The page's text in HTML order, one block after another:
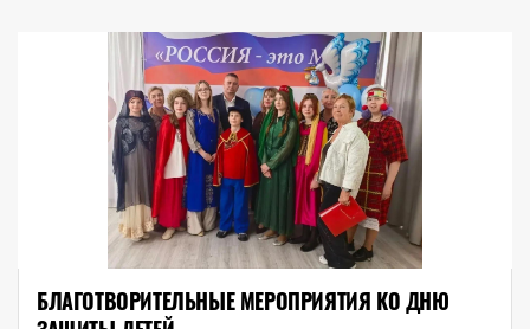
БЛАГОТВОРИТЕЛЬНЫЕ МЕРОПРИЯТИЯ КО ДНЮ